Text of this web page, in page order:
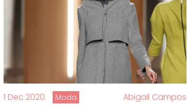
1 Dec 2020 Moda Abigail Campos